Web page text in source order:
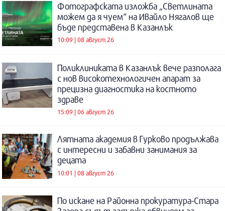
Фотографската изложба „Светлината
можем да я чуем“ на Ивайло Нягалов ще
бъде представена в Казанлък
10:09 | 08 август 26
Поликлиниката в Казанлък вече разполага
с нов високотехнологичен апарат за
прецизна диагностика на костното
здраве
15:09 | 06 август 26
Лятната академия в Гурково продължава
с интересни и забавни занимания за
децата
10:01 | 08 август 26
По искане на Районна прокуратура-Стара